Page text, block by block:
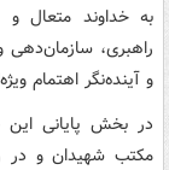
به خداوند متعال
راهبری، سازمان‌دهی
و آینده‌نگر اهتمام
در بخش پایانی
مکتب شهیدان و در